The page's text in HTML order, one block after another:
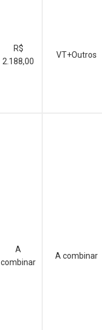
R$
2.188,00
VT+Outros
A
combinar
A combinar